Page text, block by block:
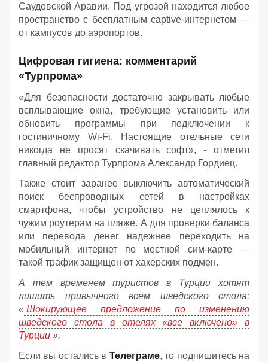
Саудовской Аравии. Под угрозой находится любое
пространство с бесплатным captive-интернетом —
от кампусов до аэропортов.
Цифровая гигиена: комментарий
«Турпрома»
«Для безопасности достаточно закрывать любые
всплывающие окна, требующие установить или
обновить программы при подключении к
гостиничному Wi-Fi. Настоящие отельные сети
никогда не просят скачивать софт», - отметил
главный редактор Турпрома Александр Гордиец.
Также стоит заранее выключить автоматический
поиск беспроводных сетей в настройках
смартфона, чтобы устройство не цеплялось к
чужим роутерам на пляже. А для проверки баланса
или перевода денег надежнее переходить на
мобильный интернет по местной сим-карте —
такой трафик защищен от хакерских подмен.
А тем временем туристов в Турции хотят
лишить привычного всем шведского стола:
« Шокирующее предложение по изменению
шведского стола в отелях «все включено» в
Турции ».
Если вы остались в Телеграме, то подпишитесь на